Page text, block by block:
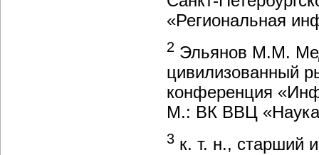
«Региональная
2 Эльянов М.М.
цивилизованный
конференция
М.: ВК ВВЦ
3 к. т. н., старший